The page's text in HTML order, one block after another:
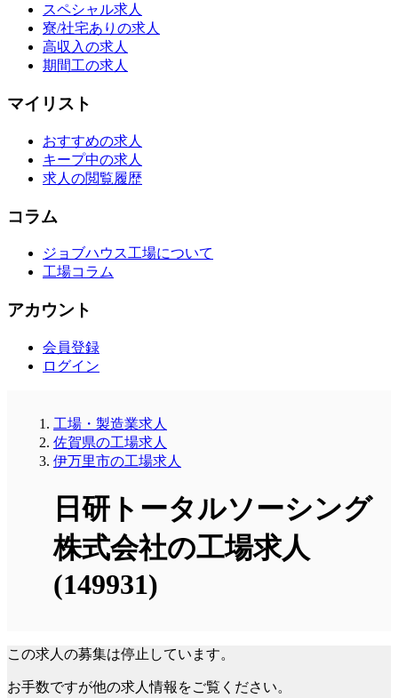
スペシャル求人
寮/社宅ありの求人
高収入の求人
期間工の求人
マイリスト
おすすめの求人
キープ中の求人
求人の閲覧履歴
コラム
ジョブハウス工場について
工場コラム
アカウント
会員登録
ログイン
工場・製造業求人
佐賀県の工場求人
伊万里市の工場求人
日研トータルソーシング
株式会社の工場求人
(149931)
この求人の募集は停止しています。
お手数ですが他の求人情報をご覧ください。